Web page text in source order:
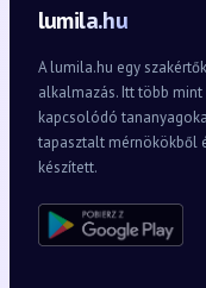
lumila.hu
A lumila.hu egy
alkalmazás. Itt több
kapcsolódó
tapasztalt mérnökökből
készített.